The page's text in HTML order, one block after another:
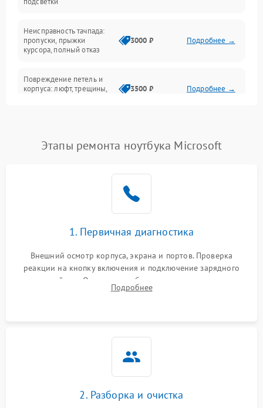
Батарея
Сеть и интернет
Неисправность тачпада:
пропуски, прыжки
курсора, полный отказ
3000 ₽ Подробнее →
Повреждение петель и
корпуса: люфт, трещины,
3500 ₽ Подробнее →
невозможность зарядки,
2500 ₽ Подробнее →
2000 ₽
Перегрев из‑за пыли,
неисправности кулера
Выход из строя SSD или
HDD: медленная загрузка,
2000 ₽
Проблемы Wi‑Fi или
2500 ₽
Этапы ремонта ноутбука Microsoft
1. Первичная диагностика
Внешний осмотр корпуса, экрана и портов. Проверка
реакции на кнопку включения и подключение зарядного
устройства. Оценка потребления тока с помощью
лабораторного блока питания для локализации проблемы.
Подробнее
2. Разборка и очистка